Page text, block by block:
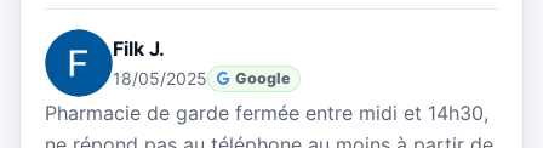
Filk J.
18/05/2025 Google
Pharmacie de garde fermée entre midi et 14h30,